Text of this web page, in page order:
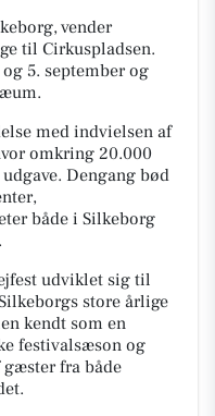
vender
til Cirkuspladsen.
5. september og
med indvielsen af
omkring 20.000
Dengang bød
både i Silkeborg
udviklet sig til
store årlige
kendt som en
festivalsæson og
fra både